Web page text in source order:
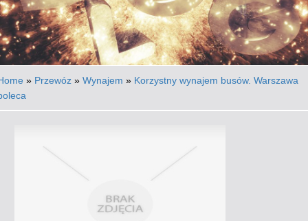
» Przewóz » Wynajem » Korzystny wynajem busów. Warszawa